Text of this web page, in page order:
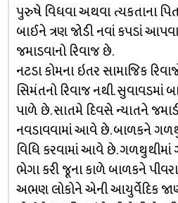
પુરુષે વિધવા અથવા ત્યકતાના
બાઈને ત્રણ જોડી નવાં કપડાં
જમાડવાનો રિવાજ છે.
નટડા કોમના ઇતર સામાજિક
સિમંતનો રિવાજ નથી. સુવાવડમાં
પાળે છે. સાતમે દિવસે ન્યાતને
નવડાવવામાં આવે છે. બાળકને
વિધિ કરવામાં આવે છે.
ભેગા કરી જૂના કાળે બાળકને
અભણ લોકોને એની આયુર્વેદિક